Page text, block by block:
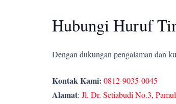
Hubungi Huruf
Dengan dukungan pengalaman dan
Kontak Kami: 0812-9035-0045
Alamat: Jl. Dr. Setiabudi No.3,